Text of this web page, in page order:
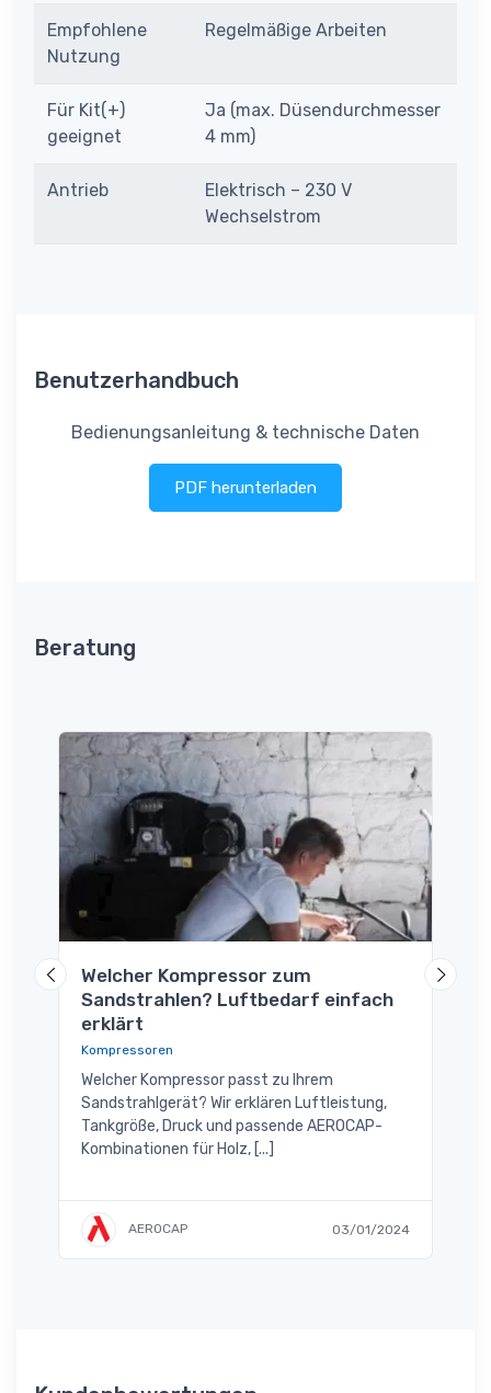
Empfohlene
Nutzung
Regelmäßige Arbeiten
Für Kit(+)
geeignet
Ja (max. Düsendurchmesser
4 mm)
Antrieb
Elektrisch – 230 V
Wechselstrom
Benutzerhandbuch
Bedienungsanleitung & technische Daten
PDF herunterladen
Beratung
Welcher Kompressor zum
Sandstrahlen? Luftbedarf einfach
erklärt
Kompressoren
Welcher Kompressor passt zu Ihrem
Sandstrahlgerät? Wir erklären Luftleistung,
Tankgröße, Druck und passende AEROCAP-
Kombinationen für Holz, [...]
AEROCAP 03/01/2024